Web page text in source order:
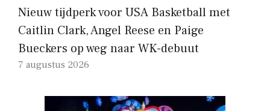
Nieuw tijdperk voor USA Basketball met
Caitlin Clark, Angel Reese en Paige
Bueckers op weg naar WK-debuut
7 augustus 2026